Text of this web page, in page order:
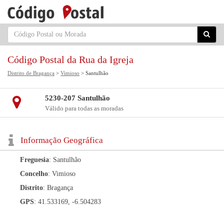
Código Postal da Rua da Igreja
Distrito de Bragança > Vimioso > Santulhão
5230-207 Santulhão
Válido para todas as moradas
Informação Geográfica
Freguesia: Santulhão
Concelho: Vimioso
Distrito: Bragança
GPS: 41.533169, -6.504283